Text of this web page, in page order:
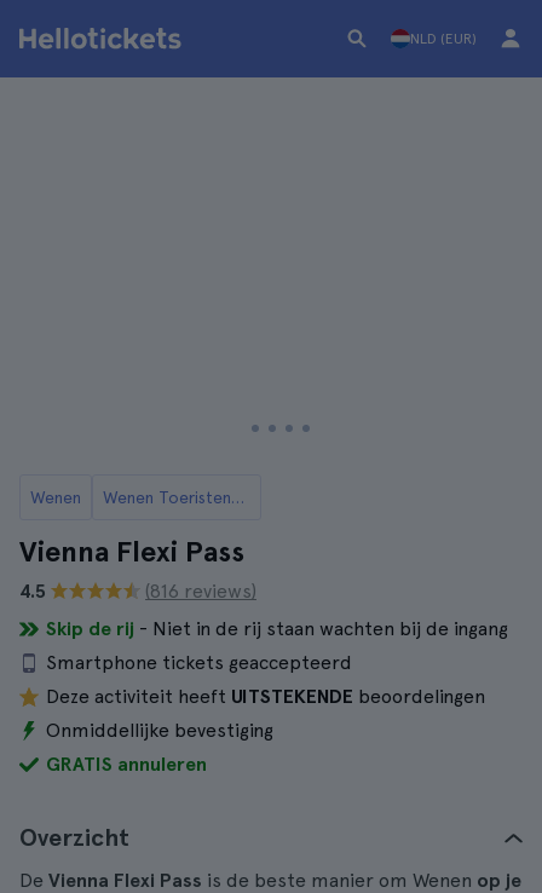
NLD (EUR)
Wenen Wenen Toeristenkaarten
Vienna Flexi Pass
4.5
(816 reviews)
Skip de rij - Niet in de rij staan wachten bij de ingang
Smartphone tickets geaccepteerd
Deze activiteit heeft UITSTEKENDE beoordelingen
Onmiddellijke bevestiging
GRATIS annuleren
Overzicht
De Vienna Flexi Pass is de beste manier om Wenen op je